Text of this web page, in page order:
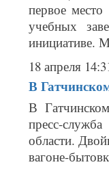
первое
учебных
инициативе.
18 апреля
В
В
пресс-
области.
вагоне-